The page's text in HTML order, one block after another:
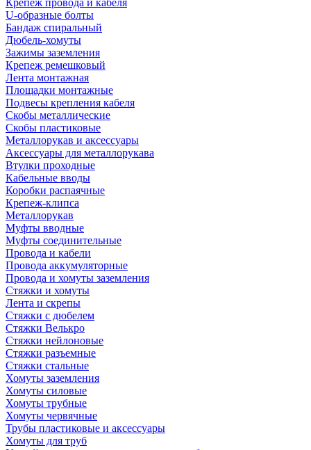
Крепеж провода и кабеля
U-образные болты
Бандаж спиральный
Дюбель-хомуты
Зажимы заземления
Крепеж ремешковый
Лента монтажная
Площадки монтажные
Подвесы крепления кабеля
Скобы металлические
Скобы пластиковые
Металлорукав и аксессуары
Аксессуары для металлорукава
Втулки проходные
Кабельные вводы
Коробки распаячные
Крепеж-клипса
Металлорукав
Муфты вводные
Муфты соединительные
Провода и кабели
Провода аккумуляторные
Провода и хомуты заземления
Стяжки и хомуты
Лента и скрепы
Стяжки c дюбелем
Стяжки Велькро
Стяжки нейлоновые
Стяжки разъемные
Стяжки стальные
Хомуты заземления
Хомуты силовые
Хомуты трубные
Хомуты червячные
Трубы пластиковые и аксессуары
Хомуты для труб